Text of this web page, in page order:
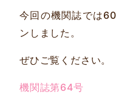
今回の機関誌では
ンしました。
ぜひご覧ください。
機関誌第64号